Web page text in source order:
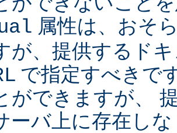
属性は、おそ
が、提供するド
で指定すべきで
ができますが、
ーバ上に存在し